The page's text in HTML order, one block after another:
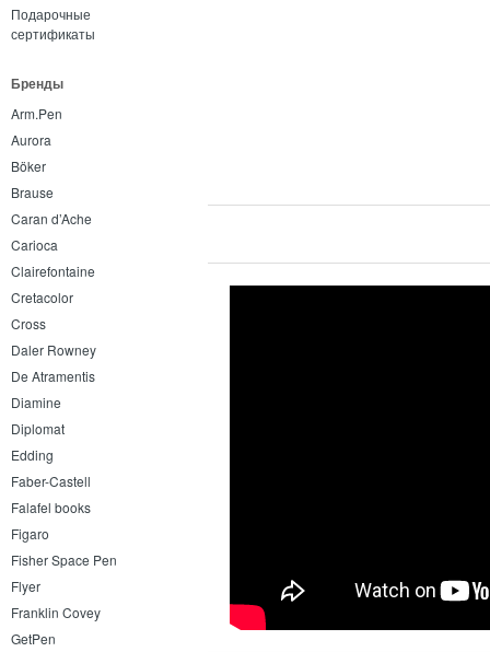
Подарочные
сертификаты
Бренды
Arm.Pen
Aurora
Böker
Brause
Caran d’Ache
Carioca
Clairefontaine
Cretacolor
Cross
Daler Rowney
De Atramentis
Diamine
Diplomat
Edding
Faber-Castell
Falafel books
Figaro
Fisher Space Pen
Flyer
Franklin Covey
GetPen